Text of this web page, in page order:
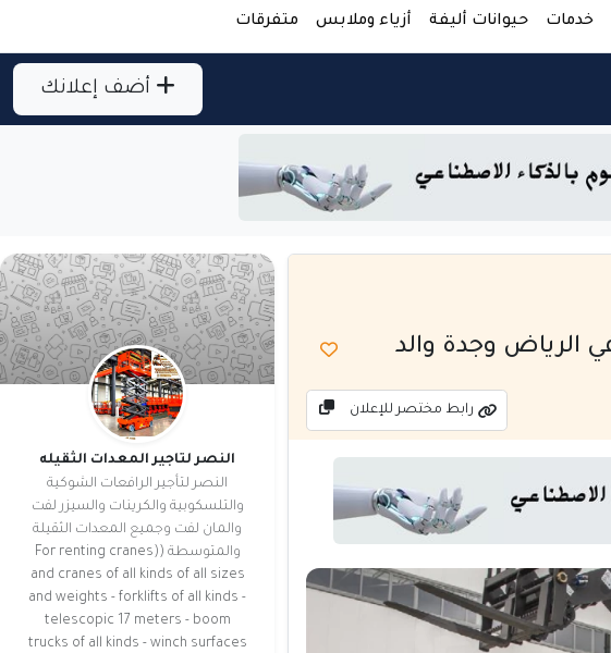
خدمات حيوانات أليفة أزياء وملابس متفرقات
أضف إعلانك
رابط مختصر للإعلان
النصر لتاجير المعدات الثقيله
النصر لتأجير الرافعات الشوكية
والتلسكوبية والكرينات والسيزر لفت
والمان لفت وجميع المعدات الثقيلة
والمتوسطة ((For renting cranes
and cranes of all kinds of all sizes
and weights - forklifts of all kinds -
telescopic 17 meters - boom
trucks of all kinds - winch surfaces